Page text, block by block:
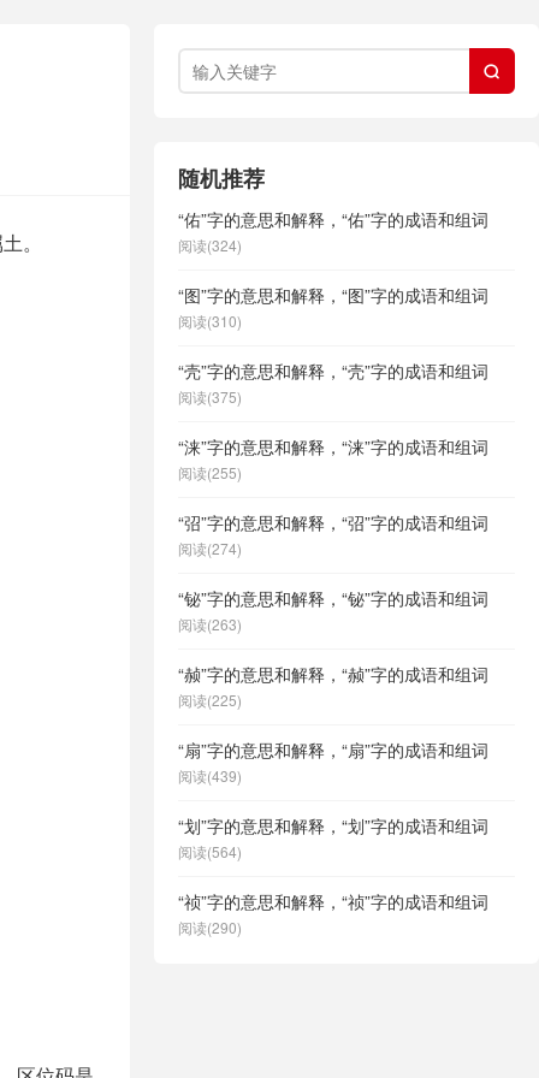
。

随机推荐
“佑”字的意思和解释，“佑”字的成语和组词
阅读(324)
“图”字的意思和解释，“图”字的成语和组词
阅读(310)
“壳”字的意思和解释，“壳”字的成语和组词
阅读(375)
“涞”字的意思和解释，“涞”字的成语和组词
阅读(255)
“弨”字的意思和解释，“弨”字的成语和组词
阅读(274)
“铋”字的意思和解释，“铋”字的成语和组词
阅读(263)
“赪”字的意思和解释，“赪”字的成语和组词
阅读(225)
“扇”字的意思和解释，“扇”字的成语和组词
阅读(439)
“划”字的意思和解释，“划”字的成语和组词
阅读(564)
“祯”字的意思和解释，“祯”字的成语和组词
阅读(290)